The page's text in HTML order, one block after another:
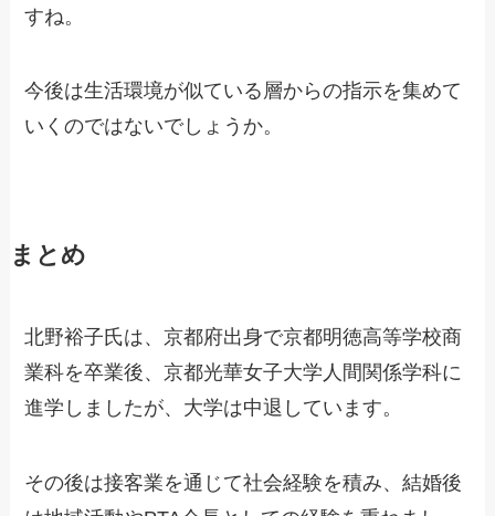
すね。
今後は生活環境が似ている層からの指示を集めて
いくのではないでしょうか。
まとめ
北野裕子氏は、京都府出身で京都明徳高等学校商
業科を卒業後、京都光華女子大学人間関係学科に
進学しましたが、大学は中退しています。
その後は接客業を通じて社会経験を積み、結婚後